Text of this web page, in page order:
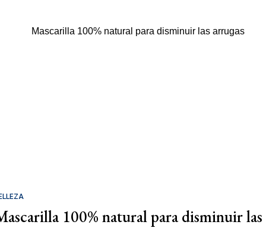
100% natural para disminuir las